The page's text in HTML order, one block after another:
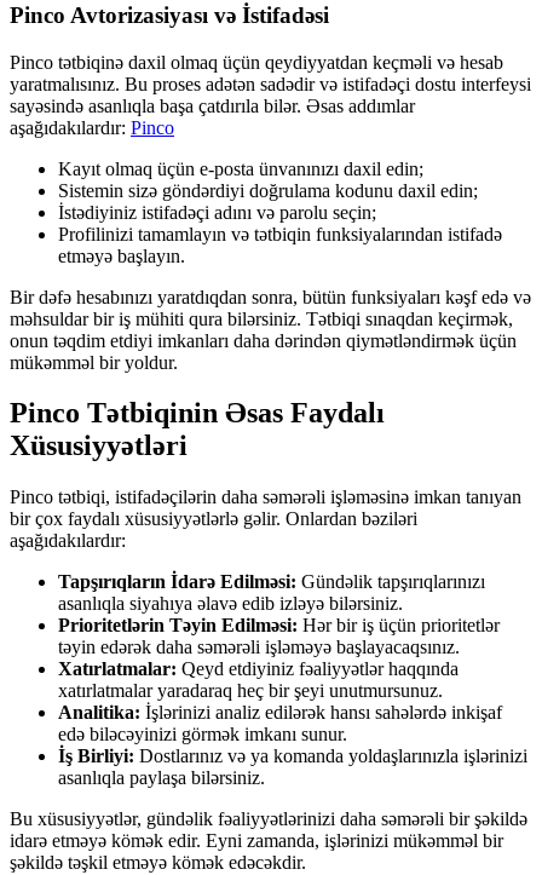
Pinco Avtorizasiyası və İstifadəsi
Pinco tətbiqinə daxil olmaq üçün qeydiyyatdan keçməli və hesab
yaratmalısınız. Bu proses adətən sadədir və istifadəçi dostu interfeysi
sayəsində asanlıqla başa çatdırıla bilər. Əsas addımlar
aşağıdakılardır: Pinco
Kayıt olmaq üçün e-posta ünvanınızı daxil edin;
Sistemin sizə göndərdiyi doğrulama kodunu daxil edin;
İstədiyiniz istifadəçi adını və parolu seçin;
Profilinizi tamamlayın və tətbiqin funksiyalarından istifadə
etməyə başlayın.
Bir dəfə hesabınızı yaratdıqdan sonra, bütün funksiyaları kəşf edə və
məhsuldar bir iş mühiti qura bilərsiniz. Tətbiqi sınaqdan keçirmək,
onun təqdim etdiyi imkanları daha dərindən qiymətləndirmək üçün
mükəmməl bir yoldur.
Pinco Tətbiqinin Əsas Faydalı
Xüsusiyyətləri
Pinco tətbiqi, istifadəçilərin daha səmərəli işləməsinə imkan tanıyan
bir çox faydalı xüsusiyyətlərlə gəlir. Onlardan bəziləri
aşağıdakılardır:
Tapşırıqların İdarə Edilməsi: Gündəlik tapşırıqlarınızı
asanlıqla siyahıya əlavə edib izləyə bilərsiniz.
Prioritetlərin Təyin Edilməsi: Hər bir iş üçün prioritetlər
təyin edərək daha səmərəli işləməyə başlayacaqsınız.
Xatırlatmalar: Qeyd etdiyiniz fəaliyyətlər haqqında
xatırlatmalar yaradaraq heç bir şeyi unutmursunuz.
Analitika: İşlərinizi analiz edilərək hansı sahələrdə inkişaf
edə biləcəyinizi görmək imkanı sunur.
İş Birliyi: Dostlarınız və ya komanda yoldaşlarınızla işlərinizi
asanlıqla paylaşa bilərsiniz.
Bu xüsusiyyətlər, gündəlik fəaliyyətlərinizi daha səmərəli bir şəkildə
idarə etməyə kömək edir. Eyni zamanda, işlərinizi mükəmməl bir
şəkildə təşkil etməyə kömək edəcəkdir.